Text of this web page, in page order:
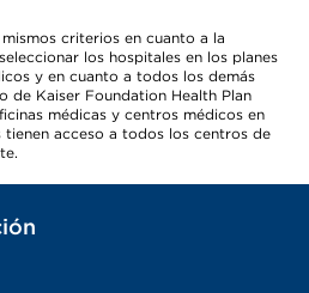
criterios en cuanto a la
los hospitales en los planes
y en cuanto a todos los demás
de Kaiser Foundation Health Plan
médicas y centros médicos en
acceso a todos los centros de